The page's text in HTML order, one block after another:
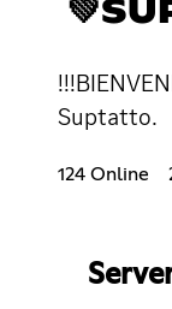
Suptatto.
124 Online